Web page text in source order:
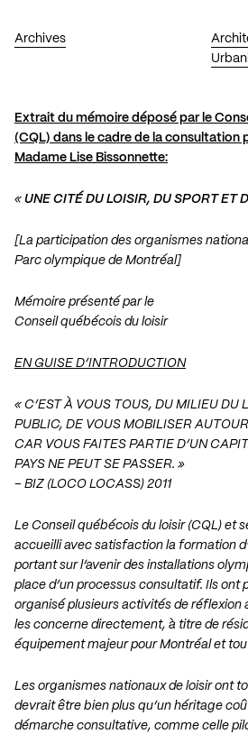
Archives
Extrait du mémoire déposé par le
(CQL) dans le cadre de la consultation
Madame Lise Bissonnette:
« UNE CITÉ DU LOISIR, DU SPORT ET
[La participation des organismes
Parc olympique de Montréal]
Mémoire présenté par le
Conseil québécois du loisir
EN GUISE D’INTRODUCTION
« C’EST À VOUS TOUS, DU MILIEU DU
PUBLIC, DE VOUS MOBILISER
CAR VOUS FAITES PARTIE D’UN
PAYS NE PEUT SE PASSER. »
– BIZ (LOCO LOCASS) 2011
Le Conseil québécois du loisir (CQL) et
accueilli avec satisfaction la formation
portant sur l’avenir des installations
place d’un processus consultatif. Ils
organisé plusieurs activités de réflexion
les concerne directement, à titre de
équipement majeur pour Montréal et
Les organismes nationaux de loisir ont
devrait être bien plus qu’un héritage
démarche consultative, comme celle